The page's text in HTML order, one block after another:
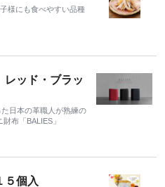
様にも食べやすい品種
ッド・ブラッ
た日本の革職人が熟練の
布「BALIES」
５個入